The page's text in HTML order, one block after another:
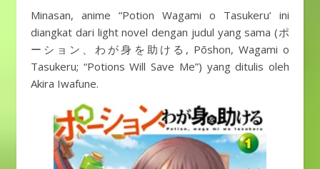
Minasan, anime “Potion Wagami o Tasukeru’ ini
diangkat dari light novel dengan judul yang sama (ポ
ーション、わが身を助ける, Pōshon, Wagami o
Tasukeru; “Potions Will Save Me”) yang ditulis oleh
Akira Iwafune.